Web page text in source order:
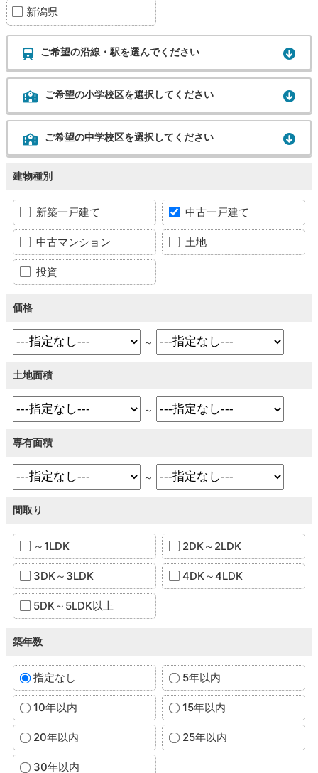
新潟県
ご希望の沿線・駅を選んでください
ご希望の小学校区を選択してください
ご希望の中学校区を選択してください
建物種別
新築一戸建て 中古一戸建て
中古マンション 土地
投資
価格
～
土地面積
～
専有面積
～
間取り
～1LDK 2DK～2LDK
3DK～3LDK 4DK～4LDK
5DK～5LDK以上
築年数
指定なし 5年以内
10年以内 15年以内
20年以内 25年以内
30年以内